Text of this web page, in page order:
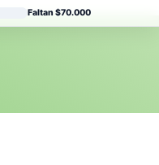
Faltan $70.000